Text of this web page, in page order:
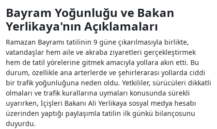
Bayram Yoğunluğu ve Bakan
Yerlikaya'nın Açıklamaları
Ramazan Bayramı tatilinin 9 güne çıkarılmasıyla birlikte,
vatandaşlar hem aile ve akraba ziyaretleri gerçekleştirmek
hem de tatil yörelerine gitmek amacıyla yollara akın etti. Bu
durum, özellikle ana arterlerde ve şehirlerarası yollarda ciddi
bir trafik yoğunluğuna neden oldu. Yetkililer, sürücüleri dikkatli
olmaları ve trafik kurallarına uymaları konusunda sürekli
uyarırken, İçişleri Bakanı Ali Yerlikaya sosyal medya hesabı
üzerinden yaptığı paylaşımla tatilin ilk günkü bilançosunu
duyurdu.